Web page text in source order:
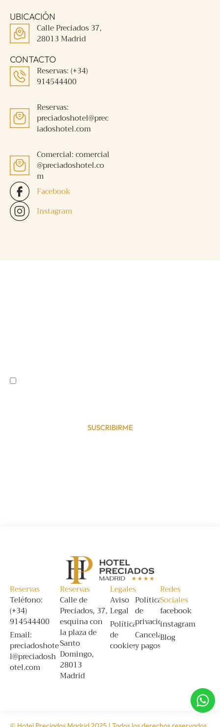
UBICACIÓN
Calle Preciados 37,
28013 Madrid
CONTACTO
Reservas: (+34)
914544400
Reservas:
preciadoshotel@prec
iadoshotel.com
Comercial: comercial
@preciadoshotel.co
m
Facebook
Instagram
SUSCRIBIRME
Reservas
Teléfono:
(+34)
914544400
Email:
preciadoshote
l@preciadosh
otel.com
Reservas
Calle de
Preciados, 37,
esquina con
la plaza de
Santo
Domingo,
28013
Madrid
Legales
Aviso
Legal
Política
de
cookies
Política
de
privacidad
Cancelación
y pagos
Redes
Sociales
facebook
instagram
Blog